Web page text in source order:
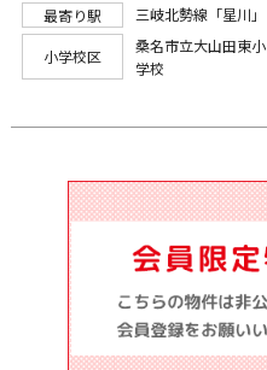
最寄り駅 三岐北勢線「星川」
小学校区
桑名市立大山田東小
学校